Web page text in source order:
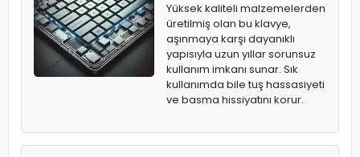
Yüksek kaliteli malzemelerden
üretilmiş olan bu klavye,
aşınmaya karşı dayanıklı
yapısıyla uzun yıllar sorunsuz
kullanım imkanı sunar. Sık
kullanımda bile tuş hassasiyeti
ve basma hissiyatını korur.